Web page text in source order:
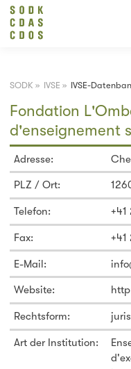
SODK » IVSE » IVSE-
Fondation
d'enseignement
Adresse:
PLZ / Ort:
Telefon: +41
Fax:
E-Mail:
Website:
Rechtsform:
Art der Institution: